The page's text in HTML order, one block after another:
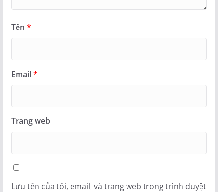
Tên *
Email*
Trang web
Lưu tên của tôi, email, và trang web trong trình duyệt